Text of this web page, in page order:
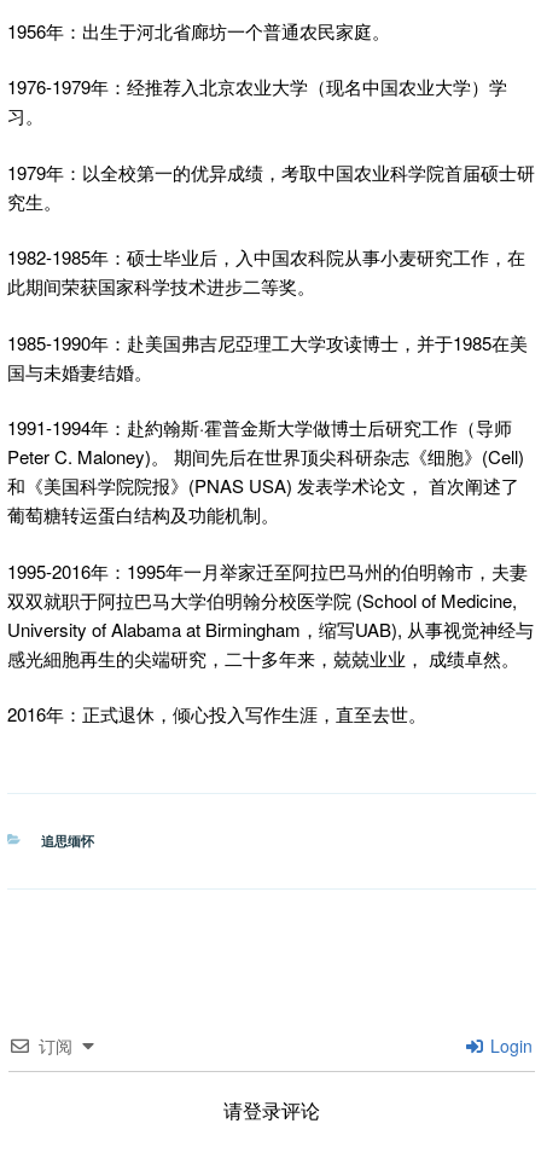
1956年：出生于河北省廊坊一个普通农民家庭。
1976-1979年：经推荐入北京农业大学（现名中国农业大学）学
习。
1979年：以全校第一的优异成绩，考取中国农业科学院首届硕士研
究生。
1982-1985年：硕士毕业后，入中国农科院从事小麦研究工作，在
此期间荣获国家科学技术进步二等奖。
1985-1990年：赴美国弗吉尼亞理工大学攻读博士，并于1985在美
国与未婚妻结婚。
1991-1994年：赴約翰斯·霍普金斯大学做博士后研究工作（导师
Peter C. Maloney)。 期间先后在世界顶尖科研杂志《细胞》(Cell)
和《美国科学院院报》(PNAS USA) 发表学术论文， 首次阐述了
葡萄糖转运蛋白结构及功能机制。
1995-2016年：1995年一月举家迁至阿拉巴马州的伯明翰市，夫妻
双双就职于阿拉巴马大学伯明翰分校医学院 (School of Medicine,
University of Alabama at Birmingham，缩写UAB), 从事视觉神经与
感光細胞再生的尖端研究，二十多年来，兢兢业业， 成绩卓然。
2016年：正式退休，倾心投入写作生涯，直至去世。
分
追思缅怀
订阅 Login
请登录评论